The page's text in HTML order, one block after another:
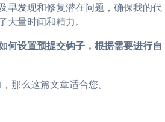
早发现和修复潜在问题，确保我的代
量时间和精力。
何设置预提交钩子，根据需要进行自
那么这篇文章适合您。